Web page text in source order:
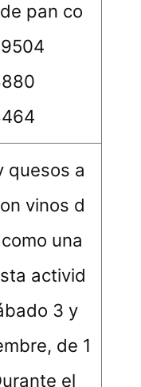
pan co
quesos a
vinos d
una
activid
3 y
de 1
el